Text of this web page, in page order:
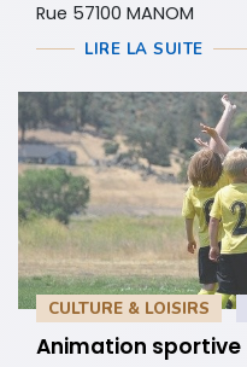
Rue 57100 MANOM
LIRE LA SUITE
CULTURE & LOISIRS
Animation sportive